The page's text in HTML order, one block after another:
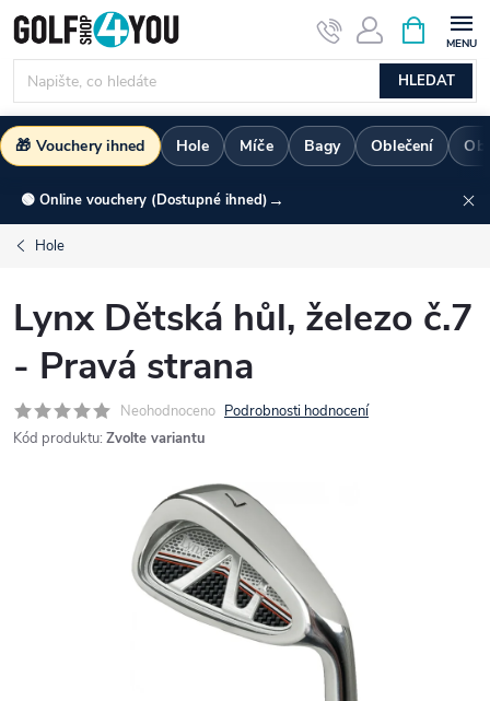
Přejít
na
obsah
HLEDAT
NÁKUPNÍ
KOŠÍK
🎁 Vouchery ihned Hole Míče Bagy Oblečení
🟢 Online vouchery (Dostupné ihned) →
Hole
Lynx Dětská hůl, železo č.7
- Pravá strana
Neohodnoceno Podrobnosti hodnocení
Kód produktu: Zvolte variantu